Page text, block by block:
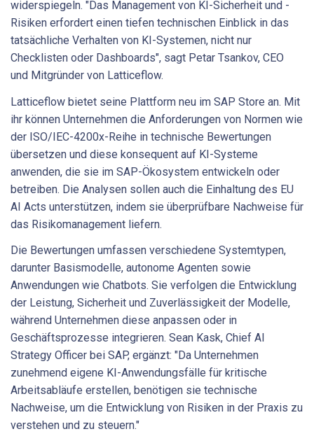
widerspiegeln. "Das Management von KI-Sicherheit und -
Risiken erfordert einen tiefen technischen Einblick in das
tatsächliche Verhalten von KI-Systemen, nicht nur
Checklisten oder Dashboards", sagt Petar Tsankov, CEO
und Mitgründer von Latticeflow.
Latticeflow bietet seine Plattform neu im SAP Store an. Mit
ihr können Unternehmen die Anforderungen von Normen wie
der ISO/IEC-4200x-Reihe in technische Bewertungen
übersetzen und diese konsequent auf KI-Systeme
anwenden, die sie im SAP-Ökosystem entwickeln oder
betreiben. Die Analysen sollen auch die Einhaltung des EU
AI Acts unterstützen, indem sie überprüfbare Nachweise für
das Risikomanagement liefern.
Die Bewertungen umfassen verschiedene Systemtypen,
darunter Basismodelle, autonome Agenten sowie
Anwendungen wie Chatbots. Sie verfolgen die Entwicklung
der Leistung, Sicherheit und Zuverlässigkeit der Modelle,
während Unternehmen diese anpassen oder in
Geschäftsprozesse integrieren. Sean Kask, Chief AI
Strategy Officer bei SAP, ergänzt: "Da Unternehmen
zunehmend eigene KI-Anwendungsfälle für kritische
Arbeitsabläufe erstellen, benötigen sie technische
Nachweise, um die Entwicklung von Risiken in der Praxis zu
verstehen und zu steuern."